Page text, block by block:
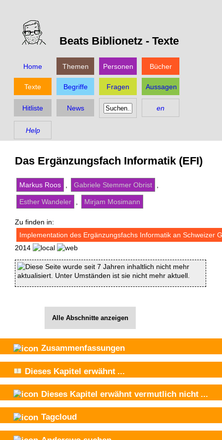
Beats Biblionetz - Texte
Home Themen Personen Bücher
Texte Begriffe Fragen Aussagen
Hitliste News en
Help
Das Ergänzungsfach Informatik (EFI)
Markus Roos Gabriele Stemmer Obrist
Esther Wandeler Mirjam Mosimann
Zu finden in:
Implementation des Ergänzungsfachs Informatik an Schweizer
2014
Diese Seite wurde seit 7 Jahren inhaltlich nicht mehr
aktualisiert. Unter Umständen ist sie nicht mehr aktuell.
Alle Abschnitte anzeigen
Zusammenfassungen
Dieses Kapitel erwähnt ...
Dieses Kapitel erwähnt vermutlich nicht ...
Tagcloud